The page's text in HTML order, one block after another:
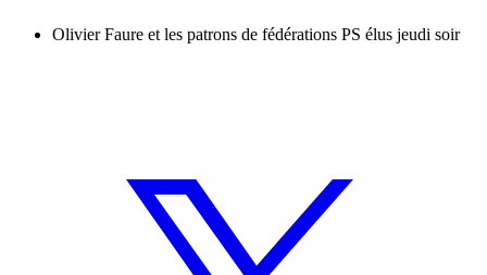
Olivier Faure et les patrons de fédérations PS élus jeudi soir